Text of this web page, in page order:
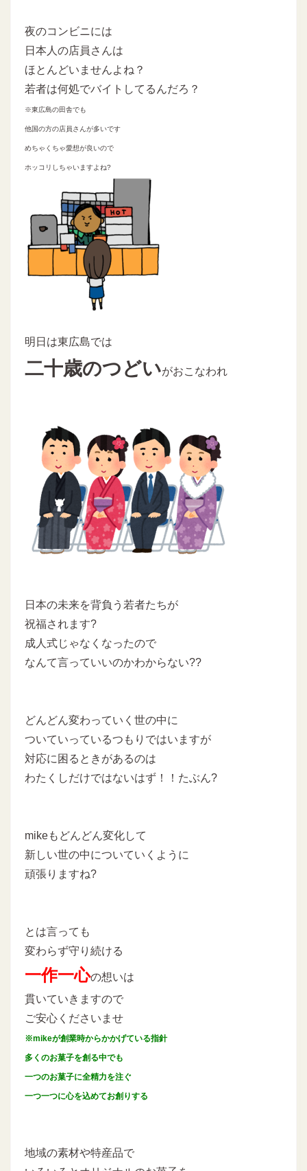
夜のコンビニには
日本人の店員さんは
ほとんどいませんよね？
若者は何処でバイトしてるんだろ？
※東広島の田舎でも
他国の方の店員さんが多いです
めちゃくちゃ愛想が良いので
ホッコリしちゃいますよね?
明日は東広島では
二十歳のつどいがおこなわれ
日本の未来を背負う若者たちが
祝福されます?
成人式じゃなくなったので
なんて言っていいのかわからない??
どんどん変わっていく世の中に
ついていっているつもりではいますが
対応に困るときがあるのは
わたくしだけではないはず！！たぶん?
mikeもどんどん変化して
新しい世の中についていくように
頑張りますね?
とは言っても
変わらず守り続ける
一作一心の想いは
貫いていきますので
ご安心くださいませ
※mikeが創業時からかかげている指針
多くのお菓子を創る中でも
一つのお菓子に全精力を注ぐ
一つ一つに心を込めてお創りする
地域の素材や特産品で